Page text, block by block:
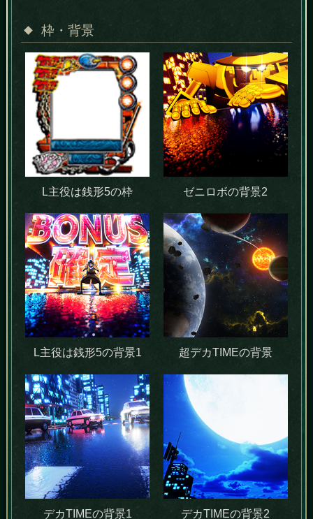
枠・背景
L主役は銭形5の枠 ゼニロボの背景2
L主役は銭形5の背景1 超デカTIMEの背景
デカTIMEの背景1 デカTIMEの背景2